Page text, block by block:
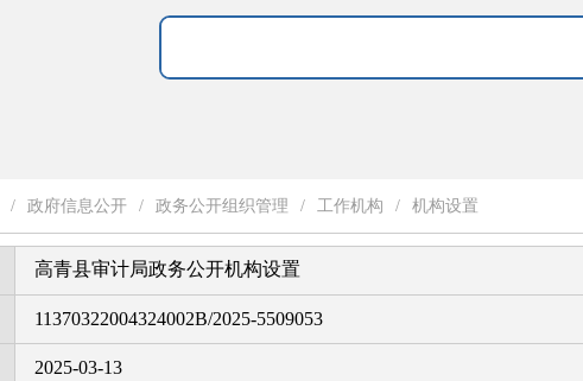
/ 政府信息公开 / 政务公开组织管理 / 工作机构 / 机构设置
高青县审计局政务公开机构设置
11370322004324002B/2025-5509053
2025-03-13